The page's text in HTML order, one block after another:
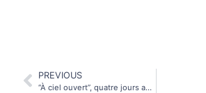
PREVIOUS
“À ciel ouvert”, quatre jours autour du consumérisme